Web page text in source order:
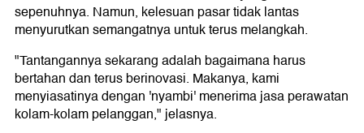
sepenuhnya. Namun, kelesuan pasar tidak lantas
menyurutkan semangatnya untuk terus melangkah.
"Tantangannya sekarang adalah bagaimana harus
bertahan dan terus berinovasi. Makanya, kami
menyiasatinya dengan 'nyambi' menerima jasa perawatan
kolam-kolam pelanggan," jelasnya.